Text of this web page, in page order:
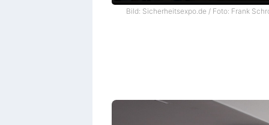
Bild: Sicherheitsexpo.de / Foto: Frank